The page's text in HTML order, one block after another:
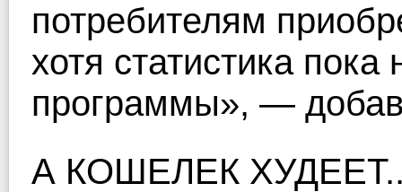
потребителям
хотя статистика пока
программы», —
А КОШЕЛЕК